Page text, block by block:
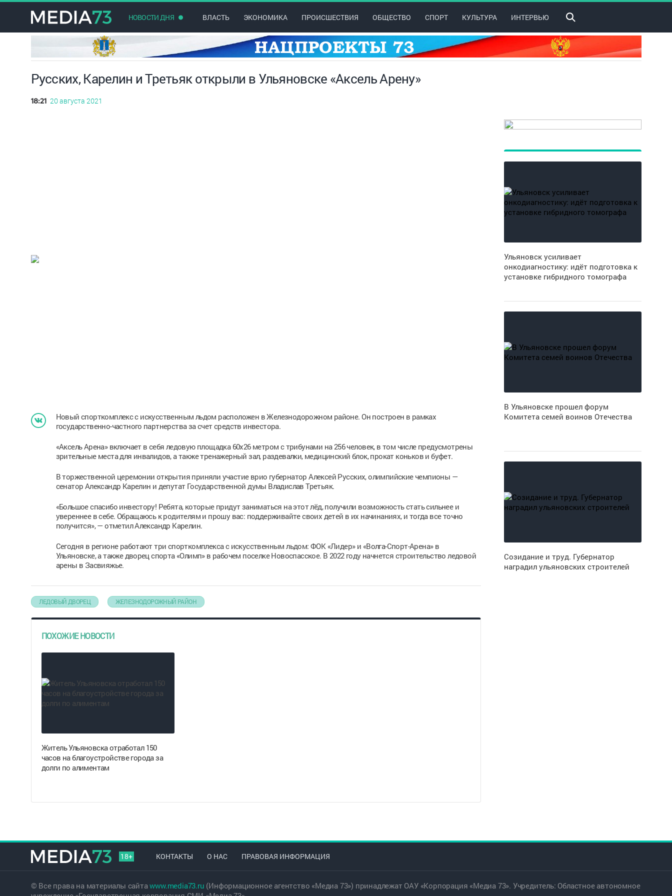
НОВОСТИ ДНЯ ВЛАСТЬ ЭКОНОМИКА ПРОИСШЕСТВИЯ ОБЩЕСТВО СПОРТ КУЛЬТУРА ИНТЕРВЬЮ
Русских, Карелин и Третьяк открыли в Ульяновске «Аксель Арену»
18:21 20 августа 2021
Новый спорткомплекс с искусственным льдом расположен в Железнодорожном районе. Он построен в рамках
государственно-частного партнерства за счет средств инвестора.
«Аксель Арена» включает в себя ледовую площадка 60х26 метром с трибунами на 256 человек, в том числе предусмотрены
зрительные места для инвалидов, а также тренажерный зал, раздевалки, медицинский блок, прокат коньков и буфет.
В торжественной церемонии открытия приняли участие врио губернатор Алексей Русских, олимпийские чемпионы —
сенатор Александр Карелин и депутат Государственной думы Владислав Третьяк.
«Большое спасибо инвестору! Ребята, которые придут заниматься на этот лёд, получили возможность стать сильнее и
увереннее в себе. Обращаюсь к родителям и прошу вас: поддерживайте своих детей в их начинаниях, и тогда все точно
получится», — отметил Александр Карелин.
Сегодня в регионе работают три спорткомплекса с искусственным льдом: ФОК «Лидер» и «Волга-Спорт-Арена» в
Ульяновске, а также дворец спорта «Олимп» в рабочем поселке Новоспасское. В 2022 году начнется строительство ледовой
арены в Засвияжье.
ЛЕДОВЫЙ ДВОРЕЦ ЖЕЛЕЗНОДОРОЖНЫЙ РАЙОН
ПОХОЖИЕ НОВОСТИ
Житель Ульяновска отработал 150
часов на благоустройстве города за
долги по алиментам
Ульяновск усиливает
онкодиагностику: идёт подготовка к
установке гибридного томографа
В Ульяновске прошел форум
Комитета семей воинов Отечества
Созидание и труд. Губернатор
наградил ульяновских строителей
18+ КОНТАКТЫ О НАС ПРАВОВАЯ ИНФОРМАЦИЯ
© Все права на материалы сайтаwww.media73.ru (Информационное агентство «Медиа 73») принадлежат ОАУ «Корпорация «Медиа 73». Учредитель: Областное автономное